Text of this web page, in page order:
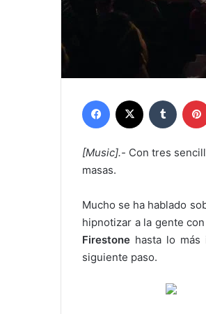
[Music].- Con tres
masas.
Mucho se ha hablado
hipnotizar a la gente
Firestone hasta lo
siguiente paso.